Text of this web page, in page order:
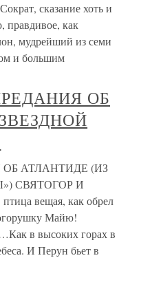
сказание хоть и
правдивое, как
мудрейший из семи
и большим
ОБ
АТЛАНТИДЕ (ИЗ
СВЯТОГОР И
вещая, как обрел
Майю!
в высоких горах в
И Перун бьет в